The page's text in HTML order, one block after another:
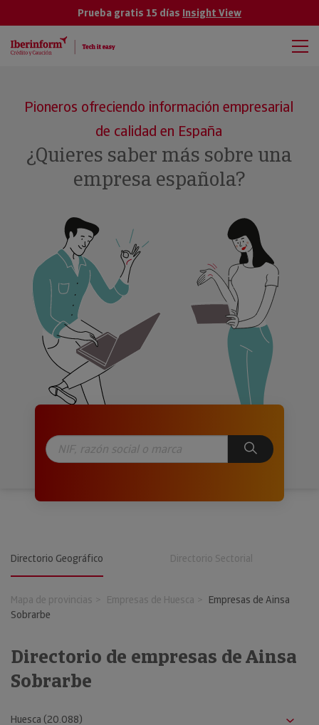
Prueba gratis 15 días Insight View
Pioneros ofreciendo información empresarial
de calidad en España
¿Quieres saber más sobre una
empresa española?
Directorio Geográfico Directorio Sectorial
Mapa de provincias Empresas de Huesca
Empresas de Ainsa
Sobrarbe
Directorio de empresas de Ainsa
Sobrarbe